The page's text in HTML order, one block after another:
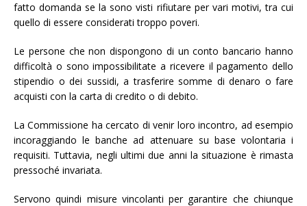
fatto domanda se la sono visti rifiutare per vari motivi, tra cui
quello di essere considerati troppo poveri.
Le persone che non dispongono di un conto bancario hanno
difficoltà o sono impossibilitate a ricevere il pagamento dello
stipendio o dei sussidi, a trasferire somme di denaro o fare
acquisti con la carta di credito o di debito.
La Commissione ha cercato di venir loro incontro, ad esempio
incoraggiando le banche ad attenuare su base volontaria i
requisiti. Tuttavia, negli ultimi due anni la situazione è rimasta
pressoché invariata.
Servono quindi misure vincolanti per garantire che chiunque